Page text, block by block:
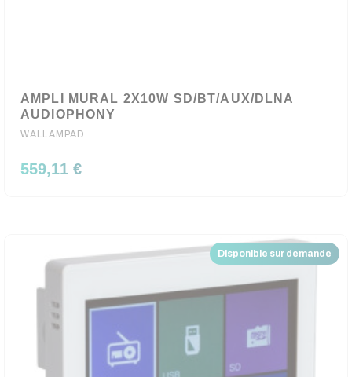
AMPLI MURAL 2X10W SD/BT/AUX/DLNA
AUDIOPHONY
WALLAMPAD
559,11 €
Disponible sur demande